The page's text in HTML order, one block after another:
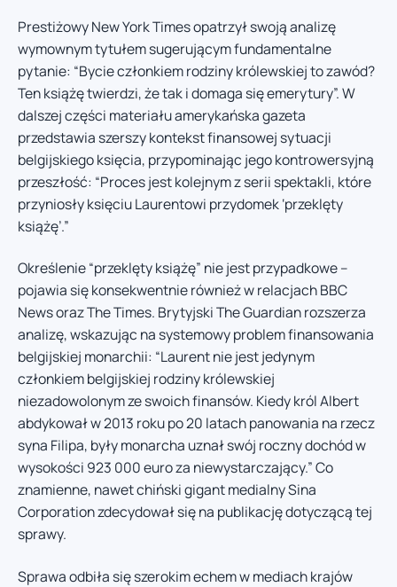
Prestiżowy New York Times opatrzył swoją analizę
wymownym tytułem sugerującym fundamentalne
pytanie: “Bycie członkiem rodziny królewskiej to zawód?
Ten książę twierdzi, że tak i domaga się emerytury”. W
dalszej części materiału amerykańska gazeta
przedstawia szerszy kontekst finansowej sytuacji
belgijskiego księcia, przypominając jego kontrowersyjną
przeszłość: “Proces jest kolejnym z serii spektakli, które
przyniosły księciu Laurentowi przydomek ‘przeklęty
książę’.”
Określenie “przeklęty książę” nie jest przypadkowe –
pojawia się konsekwentnie również w relacjach BBC
News oraz The Times. Brytyjski The Guardian rozszerza
analizę, wskazując na systemowy problem finansowania
belgijskiej monarchii: “Laurent nie jest jedynym
członkiem belgijskiej rodziny królewskiej
niezadowolonym ze swoich finansów. Kiedy król Albert
abdykował w 2013 roku po 20 latach panowania na rzecz
syna Filipa, były monarcha uznał swój roczny dochód w
wysokości 923 000 euro za niewystarczający.” Co
znamienne, nawet chiński gigant medialny Sina
Corporation zdecydował się na publikację dotyczącą tej
sprawy.
Sprawa odbiła się szerokim echem w mediach krajów